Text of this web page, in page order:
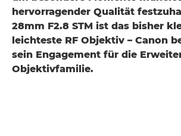
hervorragender Qualität
28mm F2.8 STM ist das bisher
leichteste RF Objektiv – Canon
sein Engagement für die
Objektivfamilie.